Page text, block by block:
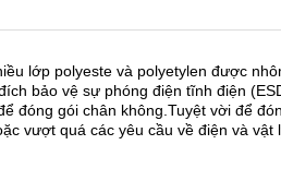
lớp polyeste và polyetylen được
bảo vệ sự phóng điện tĩnh điện
đóng gói chân không.Tuyệt vời để
vượt quá các yêu cầu về điện và vật